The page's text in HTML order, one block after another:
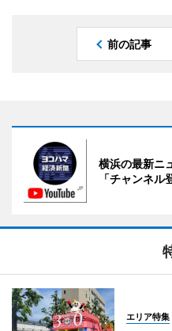
前の記事
横浜の最新ニ
「チャンネ
エリア特集